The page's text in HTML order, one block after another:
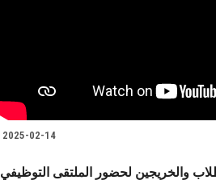
2025-02-14
والخريجين لحضور الملتقى التوظيفي